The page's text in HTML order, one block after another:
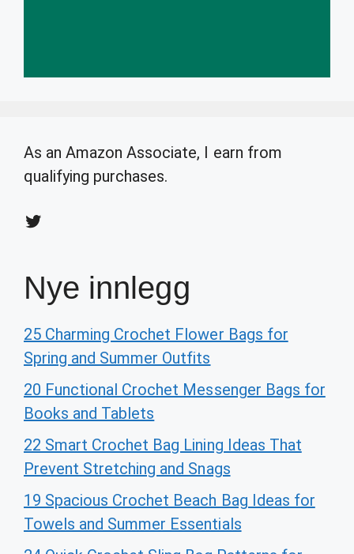
As an Amazon Associate, I earn from
qualifying purchases.
Twitter
Nye innlegg
25 Charming Crochet Flower Bags for
Spring and Summer Outfits
20 Functional Crochet Messenger Bags for
Books and Tablets
22 Smart Crochet Bag Lining Ideas That
Prevent Stretching and Snags
19 Spacious Crochet Beach Bag Ideas for
Towels and Summer Essentials